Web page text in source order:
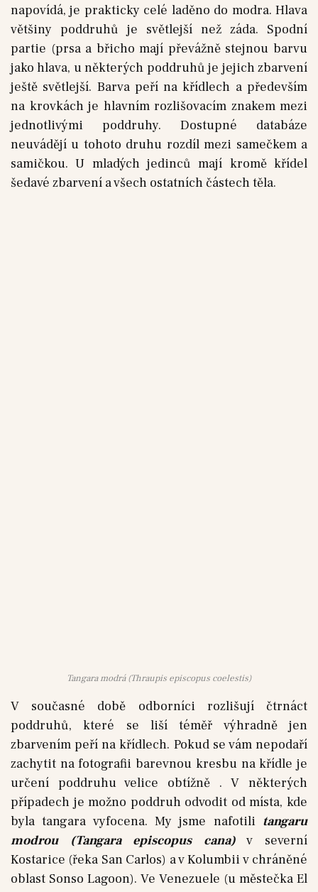
napovídá, je prakticky celé laděno do modra. Hlava
většiny poddruhů je světlejší než záda. Spodní
partie (prsa a břicho mají převážně stejnou barvu
jako hlava, u některých poddruhů je jejich zbarvení
ještě světlejší. Barva peří na křídlech a především
na krovkách je hlavním rozlišovacím znakem mezi
jednotlivými poddruhy. Dostupné databáze
neuvádějí u tohoto druhu rozdíl mezi samečkem a
samičkou. U mladých jedinců mají kromě křídel
šedavé zbarvení a všech ostatních částech těla.
Tangara modrá (Thraupis episcopus coelestis)
V současné době odborníci rozlišují čtrnáct
poddruhů, které se liší téměř výhradně jen
zbarvením peří na křídlech. Pokud se vám nepodaří
zachytit na fotografii barevnou kresbu na křídle je
určení poddruhu velice obtížně . V některých
případech je možno poddruh odvodit od místa, kde
byla tangara vyfocena. My jsme nafotilitangaru
modrou (Tangara episcopus cana)v severní
Kostarice (řeka San Carlos) a v Kolumbii v chráněné
oblast Sonso Lagoon). Ve Venezuele (u městečka El